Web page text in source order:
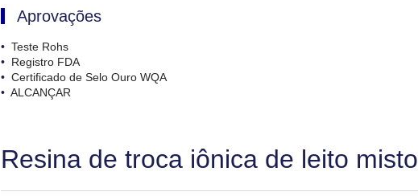
Aprovações
• Teste Rohs
• Registro FDA
• Certificado de Selo Ouro WQA
• ALCANÇAR
Resina de troca iônica de leito misto